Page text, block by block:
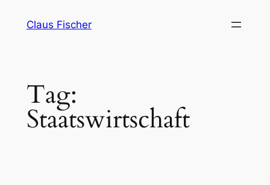
Claus Fischer
Tag:
Staatswirtschaft